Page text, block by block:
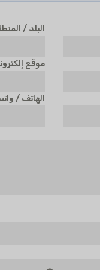
البلد /
موقع
الهاتف /